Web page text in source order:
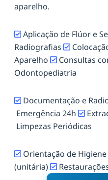
aparelho.
Aplicação de Flúor e
Radiografias
Aparelho
Consultas
Odontopediatria
Documentação e
Emergência 24h
Limpezas Periódicas
Orientação de Higiene
(unitária)